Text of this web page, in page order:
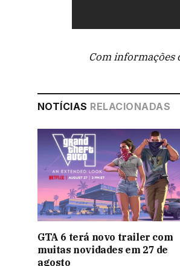
Com informações
NOTÍCIAS RELACIONADAS
GTA 6 terá novo trailer com
muitas novidades em 27 de
agosto